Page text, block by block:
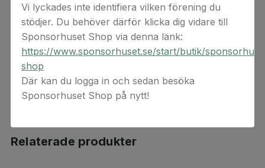
Detta är en digital produkt. Digital(a) värdekod(er)
levereras via e-post. Observera att ångerrätten inte
gäller för beställningar av digital(a) värdekod(er) då
koderna anses förbrukade vid köptillfället.
Relaterade produkter
Vi lyckades inte identifiera vilken förening du
stödjer. Du behöver därför klicka dig vidare till
Sponsorhuset Shop via denna länk:
https://www.sponsorhuset.se/start/butik/
shop
Där kan du logga in och sedan besöka
Sponsorhuset Shop på nytt!